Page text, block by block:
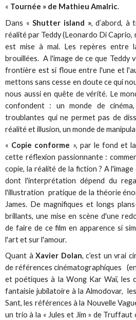
« Tournée » de Mathieu Amalric.
Dans «Shutter island », d’abord, à
réalité par Teddy (Leonardo Di Caprio,
est mise à mal. Les repères entre
brouillées. A l'image de ce que Teddy
frontière est si floue entre l'une et
mettons sans cesse en doute ce qui
nous aussi en quête de vérité. Le
confondent : un monde de
troublantes qui ne permet pas de
réalité et illusion, un monde de
« Copie conforme », par le fond et
cette réflexion passionnante :
copie, la réalité de la fiction ? A
dont l'interprétation dépend du
l'illustration pratique de la théorie
James. De magnifiques et longs
brillants, une mise en scène d'une
de faire de ce film en apparence si
l'art et sur l'amour.
Quant àXavier Dolan, c’est un vrai
de références cinématographiques
et poétiques à la Wong Kar Waï, les
fantaisie jubilatoire à la Almodovar,
Sant, les références à la Nouvelle
un trio à la « Jules et Jim » de